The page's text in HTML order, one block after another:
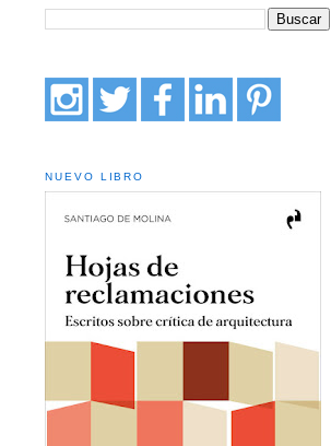
NUEVO LIBRO